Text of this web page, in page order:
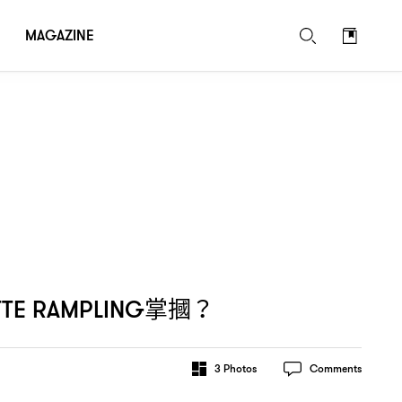
RAMPLING掌摑 ？
3Photos Comments
MAGAZINE